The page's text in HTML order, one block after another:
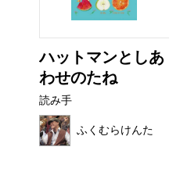
ハットマンとしあ
わせのたね
読み手
ふくむらけんた